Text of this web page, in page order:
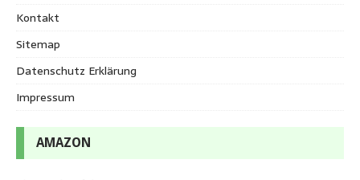
Kontakt
Sitemap
Datenschutz Erklärung
Impressum
AMAZON